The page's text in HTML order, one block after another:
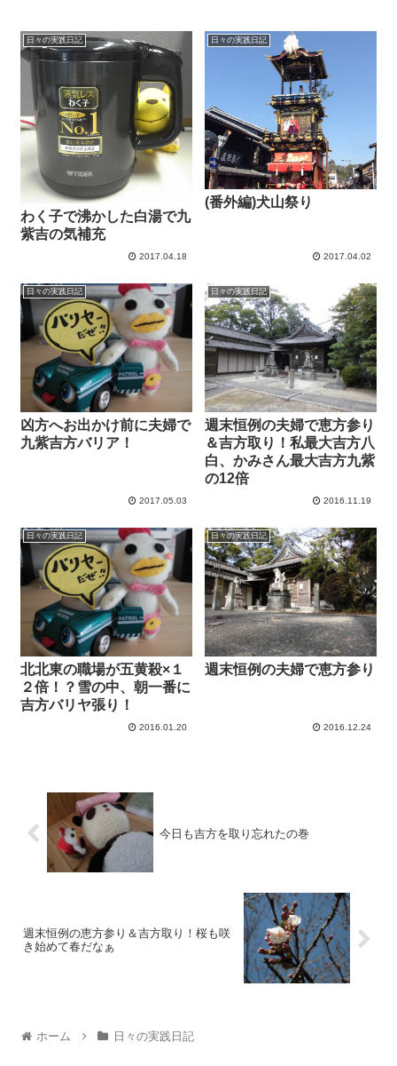
日々の実践日記
わく子で沸かした白湯で九
紫吉の気補充
2017.04.18
日々の実践日記
(番外編)犬山祭り
2017.04.02
日々の実践日記
凶方へお出かけ前に夫婦で
九紫吉方バリア！
2017.05.03
日々の実践日記
週末恒例の夫婦で恵方参り
＆吉方取り！私最大吉方八
白、かみさん最大吉方九紫
の12倍
2016.11.19
日々の実践日記
北北東の職場が五黄殺×１
２倍！？雪の中、朝一番に
吉方バリヤ張り！
2016.01.20
日々の実践日記
週末恒例の夫婦で恵方参り
2016.12.24
今日も吉方を取り忘れたの巻
週末恒例の恵方参り＆吉方取り！桜も咲
き始めて春だなぁ
ホーム 日々の実践日記